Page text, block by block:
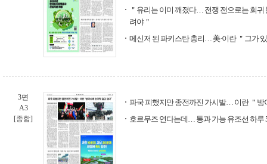
＂유리는 이미 깨졌다… 전쟁 전으로는 회귀
려야＂
메신저 된 파키스탄 총리… 美·이란 ＂그가
3면
A3
[종합]
파국 피했지만 종전까진 가시밭… 이란 ＂방
호르무즈 연다는데… 통과 가능 유조선 하루